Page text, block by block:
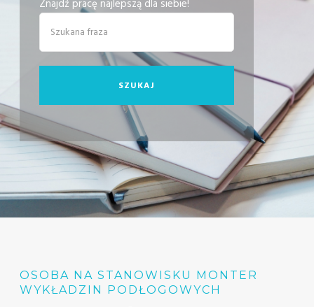
Znajdź pracę najlepszą dla siebie!
OSOBA NA STANOWISKU MONTER
WYKŁADZIN PODŁOGOWYCH